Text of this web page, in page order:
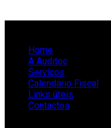
Home
A Auditoc
Serviços
Calendário Fiscal
Links úteis
Contactos